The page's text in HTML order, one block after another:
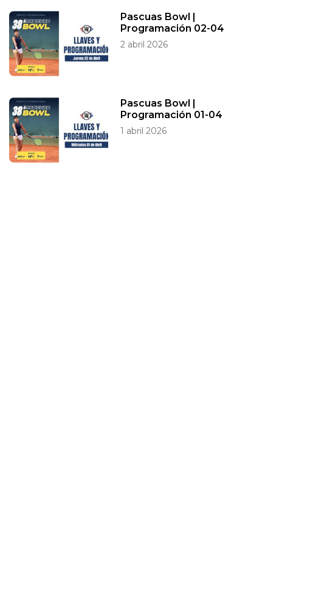
Pascuas Bowl |
Programación 02-04
2 abril 2026
Pascuas Bowl |
Programación 01-04
1 abril 2026